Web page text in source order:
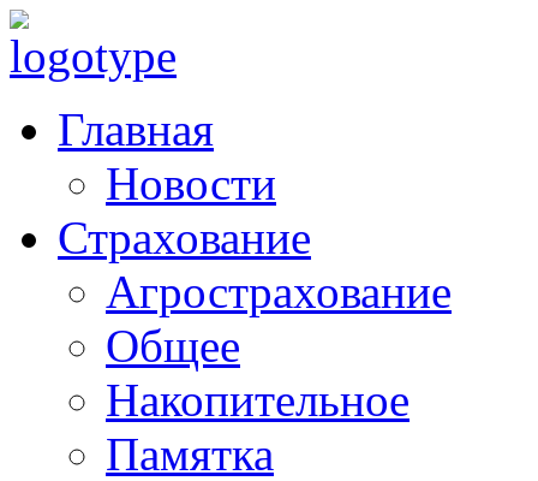
Главная
Новости
Страхование
Агрострахование
Общее
Накопительное
Памятка